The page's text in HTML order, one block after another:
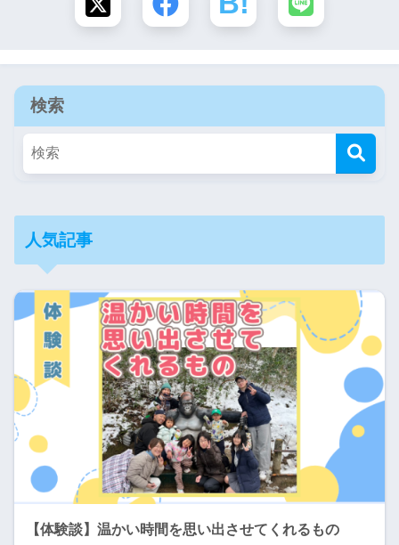
検索
人気記事
【体験談】温かい時間を思い出させてくれるもの